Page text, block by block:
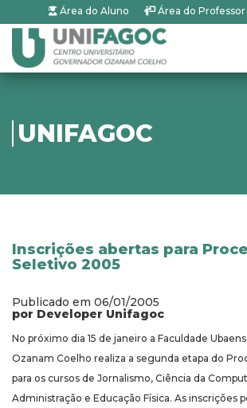
Área do Aluno Área do Professor
UNIFAGOC
Inscrições abertas para
Seletivo 2005
Publicado em 06/01/2005
por Developer Unifagoc
No próximo dia 15 de janeiro a Faculdade
Ozanam Coelho realiza a segunda etapa do
para os cursos de Jornalismo, Ciência da
Administração e Educação Física. As inscrições